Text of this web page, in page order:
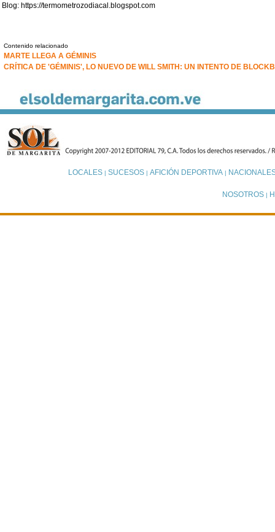
Blog: https://termometrozodiacal.blogspot.com
Contenido relacionado
MARTE LLEGA A GÉMINIS
CRÍTICA DE 'GÉMINIS', LO NUEVO DE WILL SMITH: UN INTENTO DE
LOCALES| SUCESOS| AFICIÓN DEPORTIVA|
NOSOTROS |